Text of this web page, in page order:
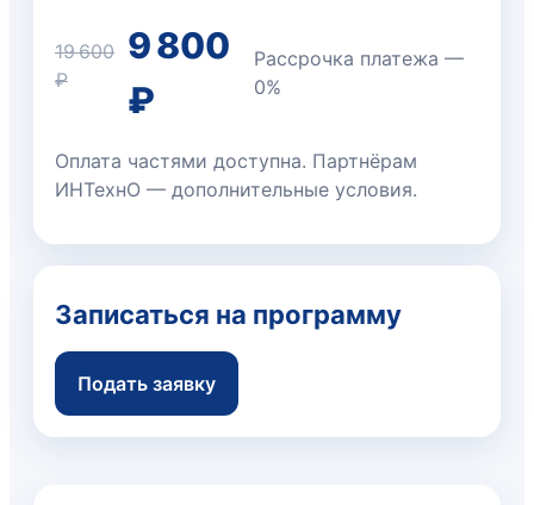
19 600
₽
9 800
₽
Рассрочка платежа —
0%
Оплата частями доступна. Партнёрам
ИНТехнО — дополнительные условия.
Записаться на программу
Подать заявку